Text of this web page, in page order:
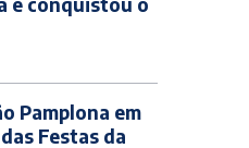
e conquistou o
Pamplona em
Festas da